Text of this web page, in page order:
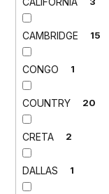
CAMBRIDGE 15
CONGO 1
COUNTRY 20
CRETA 2
DALLAS 1